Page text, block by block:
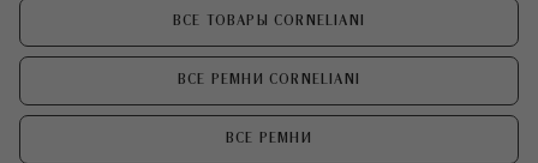
ВСЕ ТОВАРЫ CORNELIANI
ВСЕ РЕМНИ CORNELIANI
ВСЕ РЕМНИ